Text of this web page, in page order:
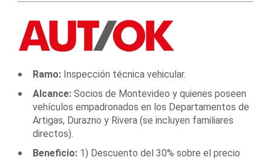
Ramo: Inspección técnica vehicular.
Alcance: Socios de Montevideo y quienes poseen
vehículos empadronados en los Departamentos de
Artigas, Durazno y Rivera (se incluyen familiares
directos).
Beneficio: 1) Descuento del 30% sobre el precio